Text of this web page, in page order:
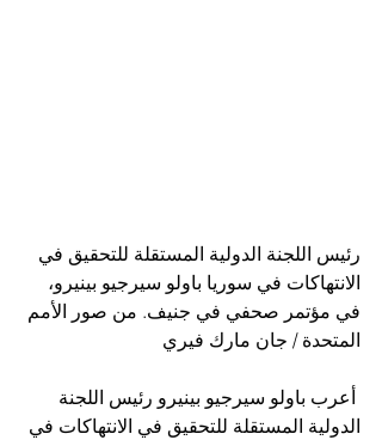
رئيس اللجنة الدولية المستقلة للتحقيق في
الانتهاكات في سوريا باولو سيرجيو بينيرو،
في مؤتمر صحفي في جنيف. من صور الأمم
المتحدة / جان مارك فيري
أعرب باولو سيرجيو بينيرو رئيس اللجنة
الدولية المستقلة للتحقيق في الانتهاكات في